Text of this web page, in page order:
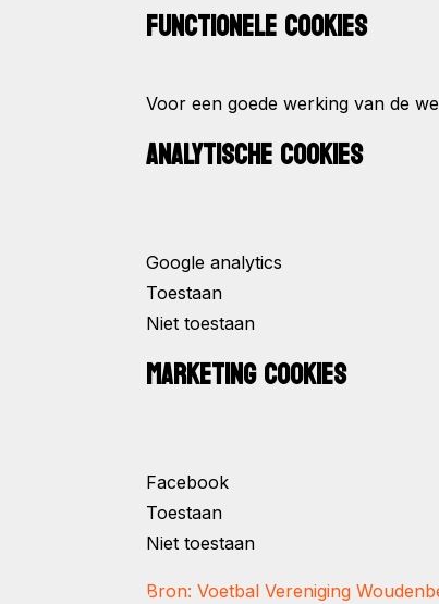
FUNCTIONELE COOKIES
Voor een goede werking van de
ANALYTISCHE COOKIES
Google analytics
Toestaan
Niet toestaan
MARKETING COOKIES
Facebook
Toestaan
Niet toestaan
Bron: Voetbal Vereniging